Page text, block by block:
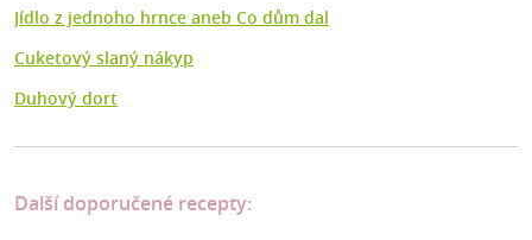
Jídlo z jednoho hrnce aneb Co dům dal
Cuketový slaný nákyp
Duhový dort
Další doporučené recepty: